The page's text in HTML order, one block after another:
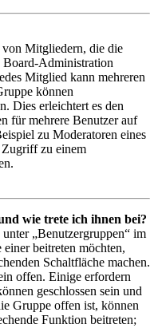
Mitgliedern, die die
Administration
Mitglied kann mehreren
können
Dies erleichtert es den
für mehrere Benutzer auf
zu Moderatoren eines
Zugriff zu einem
wie trete ich ihnen bei?
„Benutzergruppen“ im
beitreten möchten,
Schaltfläche machen.
offen. Einige erfordern
geschlossen sein und
Gruppe offen ist, können
Funktion beitreten;